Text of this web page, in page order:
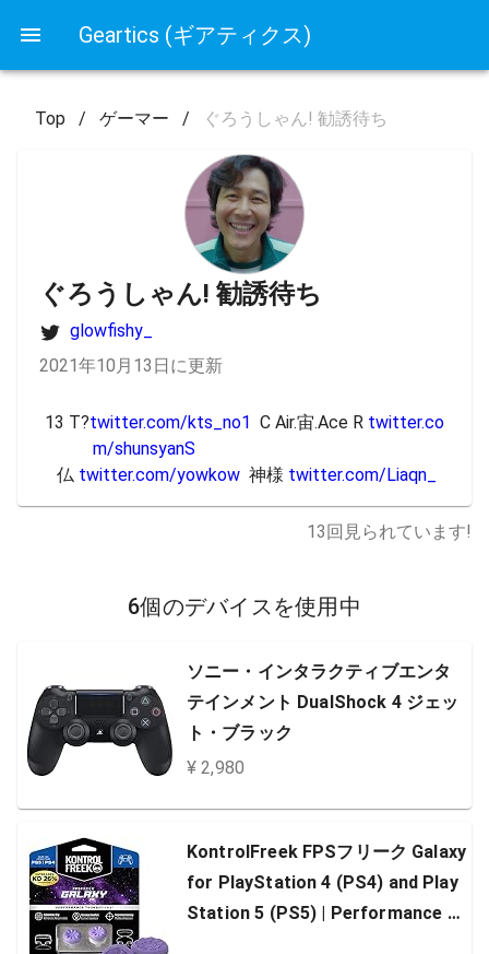
Geartics (ギアティクス)
Top / ゲーマー / ぐろうしゃん! 勧誘待ち
ぐろうしゃん! 勧誘待ち
glowfishy_
2021年10月13日に更新
13 T?twitter.com/kts_no1
  C Air.宙.Ace R
twitter.co
m/shunsyanS
仏 twitter.com/yowkow
  神様
twitter.com/Liaqn_
13回見られています!
6個のデバイスを使用中
ソニー・インタラクティブエンタ
テインメント DualShock 4 ジェッ
ト・ブラック
¥ 2,980
KontrolFreek FPSフリーク Galaxy
for PlayStation 4 (PS4) and Play
Station 5 (PS5) | Performance T